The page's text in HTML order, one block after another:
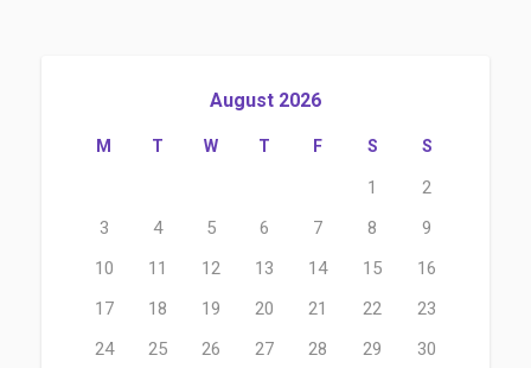
August 2026
M T W T F S S
1
2
3
4 5 6 7 8
9
10
11 12 13 14 15
16
17
18 19 20 21 22
23
24
25 26 27 28 29
30